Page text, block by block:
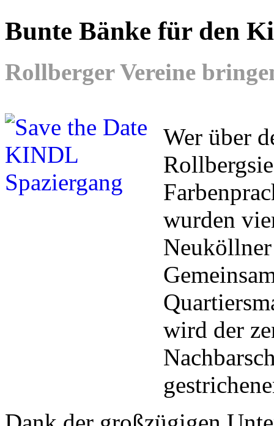
Bunte Bänke für den
Rollberger Vereine
Wer über
wurden
wird der